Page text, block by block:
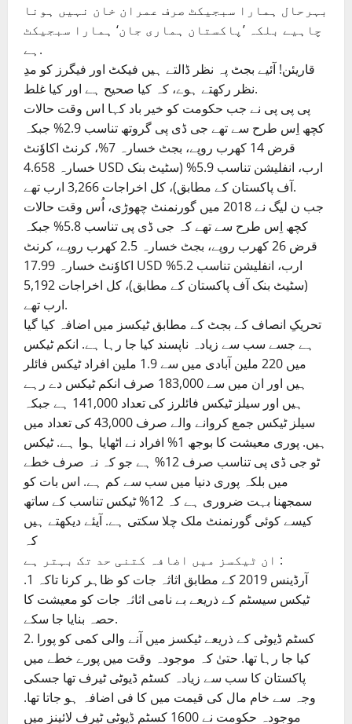
بہرحال ہمارا سبجیکٹ صرف عمران خان نہیں ہونا
چاہیے بلکہ ’پاکستان ہماری جان‘ ہمارا سبجیکٹ
ہے.
قاریئن! آئیے بجٹ پہ نظر ڈالتے ہیں فیکٹ اور فیگرز کو مدِ
نظر رکھتے ہوے، کہ کیا صحیح ہے اور کیا غلط.
پی پی پی نے جب حکومت کو خیر باد کہا اس وقت حالات
کچھ اِس طرح سے تھے جی ڈی پی گروتھ تناسب 2.9% جبکہ
قرض 14 کھرب روپے، بجٹ خسارہ 7%، کرنٹ اکاوٗنٹ
خسارہ 4.658 USD ارب، انفلیشن تناسب 5.9% (سٹیٹ بنک
آف پاکستان کے مطابق)، کل اخراجات 3,266 ارب تھے.
جب ن لیگ نے 2018 میں گورنمنٹ چھوڑی، اُس وقت حالات
کچھ اِس طرح سے تھے کہ جی ڈی پی تناسب 5.8% جبکہ
قرض 26 کھرب روپے، بجٹ خسارہ 2.5 کھرب روپے، کرنٹ
اکاوٗنٹ خسارہ 17.99 USD ارب، انفلیشن تناسب 5.2%
(سٹیٹ بنک آف پاکستان کے مطابق)، کل اخراجات 5,192
ارب تھے.
تحریکِ انصاف کے بجٹ کے مطابق ٹیکسز میں اضافہ کیا گیا
ہے جسے سب سے زیادہ ناپسند کیا جا رہا ہے. انکم ٹیکس
میں 220 ملین آبادی میں سے 1.9 ملین افراد ٹیکس فائلر
ہیں اور ان میں سے 183,000 صرف انکم ٹیکس دے رہے
ہیں اور سیلز ٹیکس فائلرز کی تعداد 141,000 ہے جبکہ
سیلز ٹیکس جمع کروانے والے صرف 43,000 کی تعداد میں
ہیں. پوری معیشت کا بوجھ 1% افراد نے اٹھایا ہوا ہے. ٹیکس
ٹو جی ڈی پی تناسب صرف 12% ہے جو کہ نہ صرف خطے
میں بلکہ پوری دنیا میں سب سے کم ہے. اس بات کو
سمجھنا بہت ضروری ہے کہ 12% ٹیکس تناسب کے ساتھ
کیسے کوئی گورنمنٹ ملک چلا سکتی ہے. آیئے دیکھتے ہیں
کہ
ان ٹیکسز میں اضافہ کتنی حد تک بہتر ہے :
.1 آرڈینس 2019 کے مطابق اثاثہ جات کو ظاہر کرنا تاکہ
ٹیکس سیسٹم کے ذریعے بے نامی اثاثہ جات کو معیشت کا
حصہ بنایا جا سکے.
2. کسٹم ڈیوٹی کے ذریعے ٹیکسز میں آنے والی کمی کو پورا
کیا جا رہا تھا. حتیٰ کہ موجودہ وقت میں پورے خطے میں
پاکستان کا سب سے زیادہ کسٹم ڈیوٹی ٹیرف تھا جسکی
وجہ سے خام مال کی قیمت میں کا فی اضافہ ہو جاتا تھا.
موجودہ حکومت نے 1600 کسٹم ڈیوٹی ٹیرف لائینز میں